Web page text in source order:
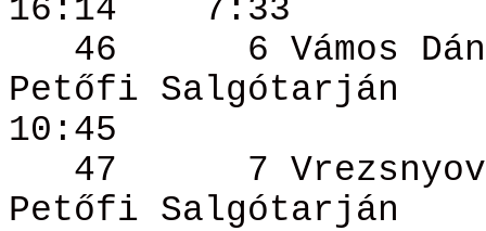
16:14
7:33
46
6 Vámos
Petőfi Salgótarján
10:45
47
7
Petőfi Salgótarján